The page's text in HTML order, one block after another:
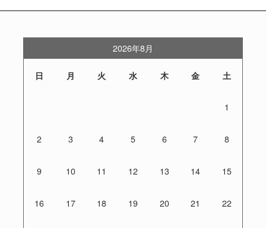
2026年8月
日 月 火 水 木 金 土
1
2 3 4 5 6 7 8
9 10 11 12 13 14 15
16 17 18 19 20 21 22